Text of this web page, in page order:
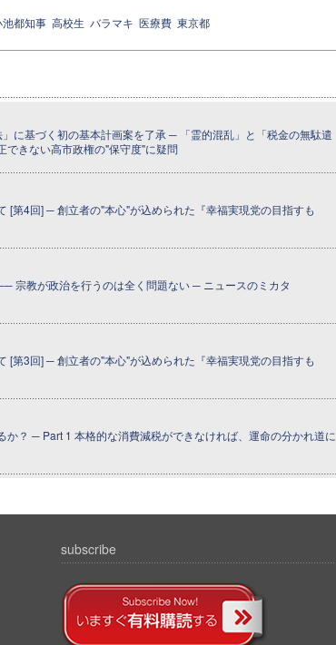
池都知事 高校生 バラマキ 医療費 東京都
に基づく初の基本計画案を了承 ─ 「霊的混乱」と「税金の無駄遣
できない高市政権の"保守度"に疑問
[第4回] ─ 創立者の"本心"が込められた『幸福実現党の目指すも
宗教が政治を行うのは全く問題ない ─ ニュースのミカタ
[第3回] ─ 創立者の"本心"が込められた『幸福実現党の目指すも
か？ ─ Part 1 本格的な消費減税ができなければ、運命の分かれ道に
subscribe